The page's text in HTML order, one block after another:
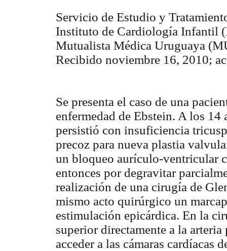
Servicio de Estudio y
Instituto de Cardiología Infantil
Mutualista Médica Uruguaya
Recibido noviembre 16, 2010;
Se presenta el caso de una
enfermedad de Ebstein. A los
persistió con insuficiencia
precoz para nueva plastia
un bloqueo aurículo-ventricular
entonces por degravitar
realización de una cirugía de
mismo acto quirúrgico un
estimulación epicárdica. En la
superior directamente a la
acceder a las cámaras cardíacas